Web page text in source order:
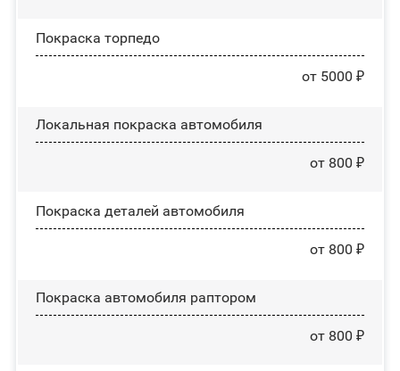
Покраска торпедо
от 5000 ₽
Локальная покраска автомобиля
от 800 ₽
Покраска деталей автомобиля
от 800 ₽
Покраска автомобиля раптором
от 800 ₽